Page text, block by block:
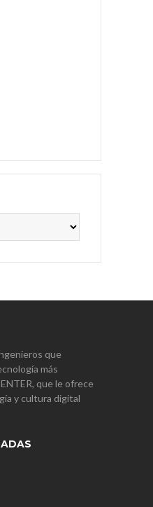
que
más
que le ofrece
y cultura digital